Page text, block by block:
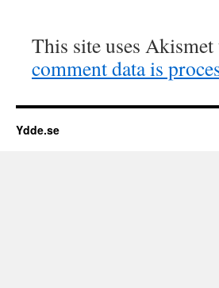
This site uses Akismet
comment data is
Ydde.se